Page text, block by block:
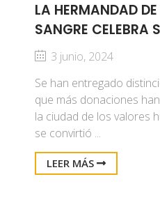
LA HERMANDAD
SANGRE CELEBRA
3 junio, 2024
Se han entregado
que más donaciones
la ciudad de los valores
se convirtió ...
LEER MÁS